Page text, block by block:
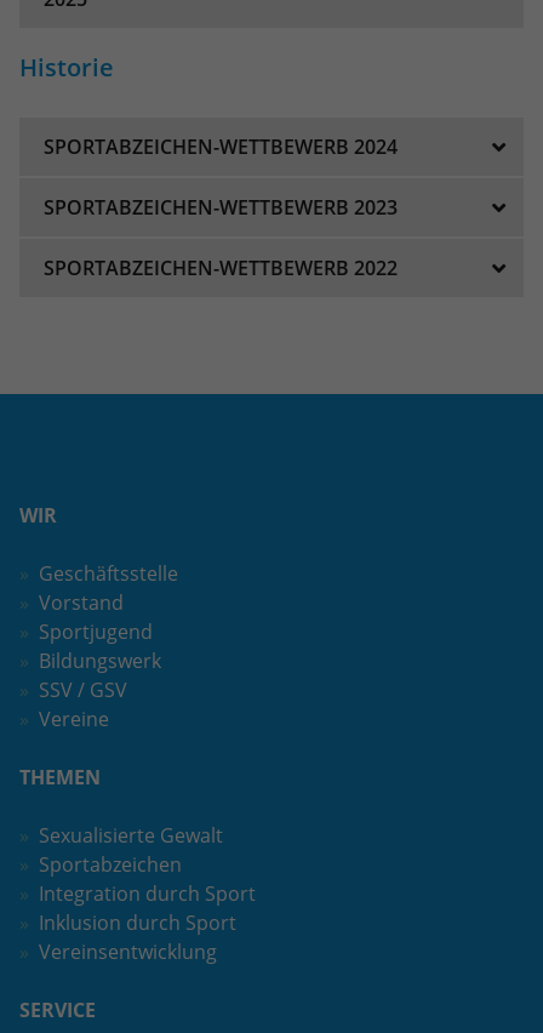
Historie
SPORTABZEICHEN-WETTBEWERB 2024
SPORTABZEICHEN-WETTBEWERB 2023
SPORTABZEICHEN-WETTBEWERB 2022
WIR
Geschäftsstelle
Vorstand
Sportjugend
Bildungswerk
SSV / GSV
Vereine
THEMEN
Sexualisierte Gewalt
Sportabzeichen
Integration durch Sport
Inklusion durch Sport
Vereinsentwicklung
SERVICE
Zweck
und nutzt dazu den DoubleClick des
Anbieter Google LLC
Laufzeit
Zweck